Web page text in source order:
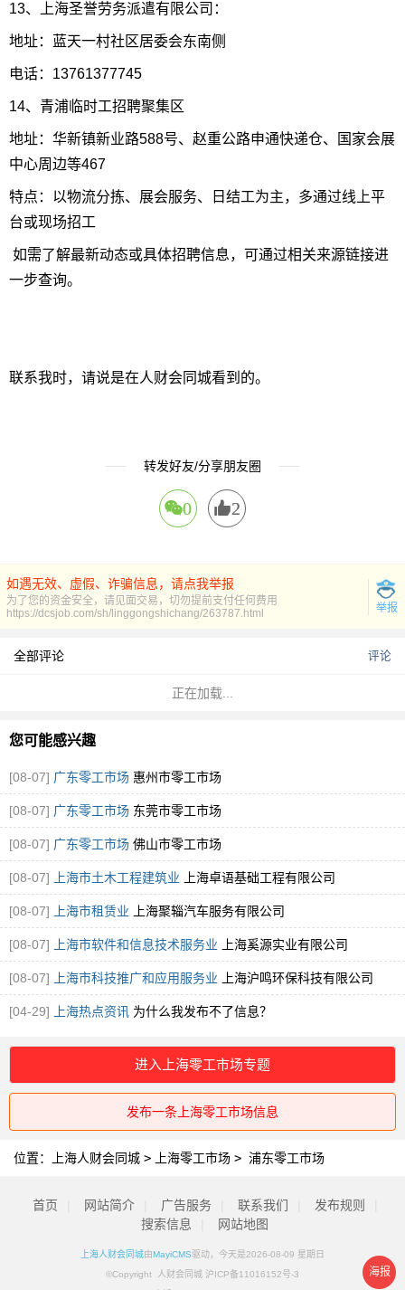
13、上海圣誉劳务派遣有限公司：
地址：蓝天一村社区居委会东南侧
电话：13761377745
14、青浦临时工招聘聚集区
地址：华新镇新业路588号、赵重公路申通快递仓、国家会展
中心周边等467
特点：以物流分拣、展会服务、日结工为主，多通过线上平
台或现场招工
如需了解最新动态或具体招聘信息，可通过相关来源链接进
一步查询。
联系我时，请说是在人财会同城看到的。
转发好友/分享朋友圈
0 2
如遇无效、虚假、诈骗信息，请点我举报
为了您的资金安全，请见面交易，切勿提前支付任何费用
举报
https://dcsjob.com/sh/linggongshichang/263787.html
全部评论 评论
正在加载...
您可能感兴趣
[08-07] 广东零工市场 惠州市零工市场
[08-07] 广东零工市场 东莞市零工市场
[08-07] 广东零工市场 佛山市零工市场
[08-07] 上海市土木工程建筑业 上海卓语基础工程有限公司
[08-07] 上海市租赁业 上海聚辎汽车服务有限公司
[08-07] 上海市软件和信息技术服务业 上海奚源实业有限公司
[08-07] 上海市科技推广和应用服务业 上海沪鸣环保科技有限公司
[04-29] 上海热点资讯 为什么我发布不了信息？
进入上海零工市场专题
发布一条上海零工市场信息
位置： 上海人财会同城 > 上海零工市场 > 浦东零工市场
首页 网站简介 广告服务 联系我们 发布规则
搜索信息
网站地图
上海人财会同城由MayiCMS驱动，今天是2026-08-09 星期日
©Copyright 人财会同城 沪ICP备11016152号-3
海报